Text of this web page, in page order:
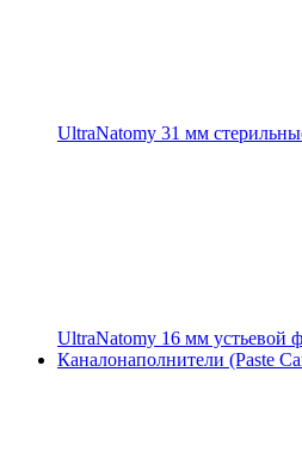
UltraNatomy 31 мм
UltraNatomy 16 мм устьевой
Каналонаполнители (Paste